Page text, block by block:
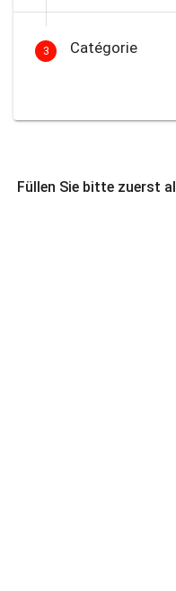
3 Catégorie
Füllen Sie bitte zuerst